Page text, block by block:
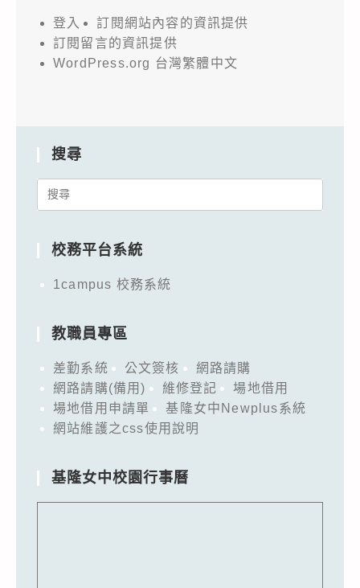
登入
訂閱網站內容的資訊提供
訂閱留言的資訊提供
WordPress.org 台灣繁體中文
搜尋
Search
校務平台系統
1campus 校務系統
教職員專區
差勤系統 公文簽核
網路請購
網路請購(備用)
維修登記
場地借用
場地借用申請單
基隆女中Newplus系統
網站維護之css使用說明
基隆女中校園行事曆